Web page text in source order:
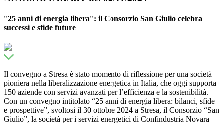
''25 anni di energia libera'': il Consorzio San Giulio celebra
successi e sfide future
Il convegno a Stresa è stato momento di riflessione per una società
pioniera nella liberalizzazione energetica in Italia, che oggi supporta
150 aziende con servizi avanzati per l’efficienza e la sostenibilità.
Con un convegno intitolato “25 anni di energia libera: bilanci, sfide
e prospettive”, svoltosi il 30 ottobre 2024 a Stresa, il Consorzio “San
Giulio”, la società per i servizi energetici di Confindustria Novara